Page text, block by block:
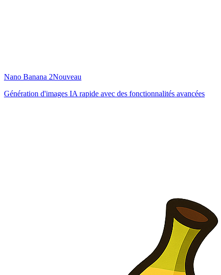
Nano Banana 2Nouveau
Génération d'images IA rapide avec des fonctionnalités avancées